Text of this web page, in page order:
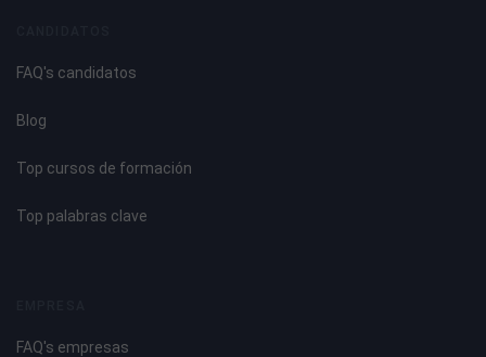
FAQ's candidatos
Blog
Top cursos de formación
Top palabras clave
FAQ's empresas